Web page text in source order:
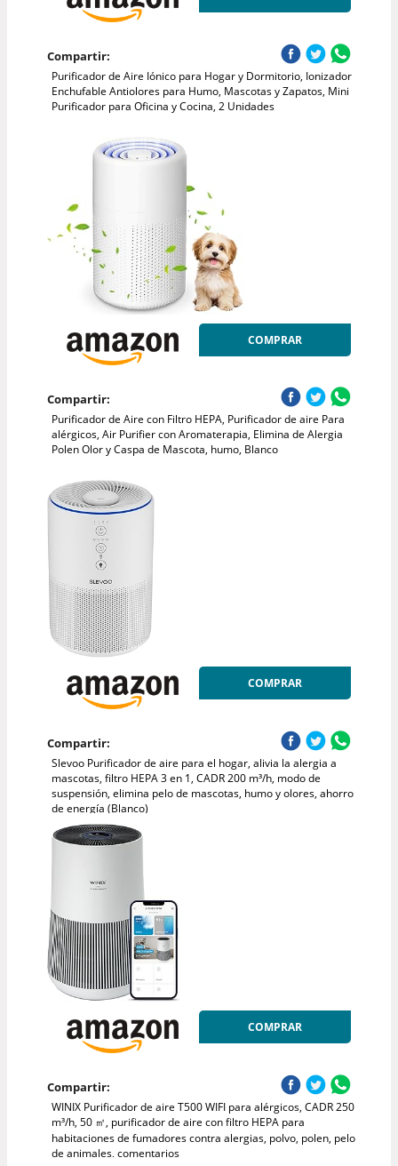
Compartir:
Purificador de Aire Iónico para Hogar y Dormitorio, Ionizador
Enchufable Antiolores para Humo, Mascotas y Zapatos, Mini
Purificador para Oficina y Cocina, 2 Unidades
COMPRAR
Compartir:
Purificador de Aire con Filtro HEPA, Purificador de aire Para
alérgicos, Air Purifier con Aromaterapia, Elimina de Alergia
Polen Olor y Caspa de Mascota, humo, Blanco
COMPRAR
Compartir:
Slevoo Purificador de aire para el hogar, alivia la alergia a
mascotas, filtro HEPA 3 en 1, CADR 200 m³/h, modo de
suspensión, elimina pelo de mascotas, humo y olores, ahorro
de energía (Blanco)
COMPRAR
Compartir:
WINIX Purificador de aire T500 WIFI para alérgicos, CADR 250
m³/h, 50 ㎡, purificador de aire con filtro HEPA para
habitaciones de fumadores contra alergias, polvo, polen, pelo
de animales, comentarios